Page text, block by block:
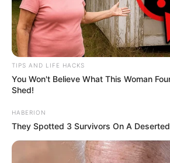
TIPS AND LIFE HACKS
You Won't Believe What This Woman
Shed!
HABERION
They Spotted 3 Survivors On A